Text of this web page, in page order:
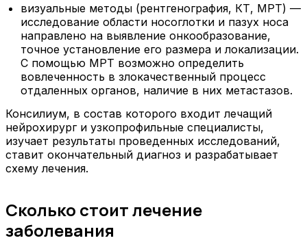
визуальные методы (рентгенография, КТ, МРТ) —
исследование области носоглотки и пазух носа
направлено на выявление онкообразование,
точное установление его размера и локализации.
С помощью МРТ возможно определить
вовлеченность в злокачественный процесс
отдаленных органов, наличие в них метастазов.
Консилиум, в состав которого входит лечащий
нейрохирург и узкопрофильные специалисты,
изучает результаты проведенных исследований,
ставит окончательный диагноз и разрабатывает
схему лечения.
Сколько стоит лечение
заболевания